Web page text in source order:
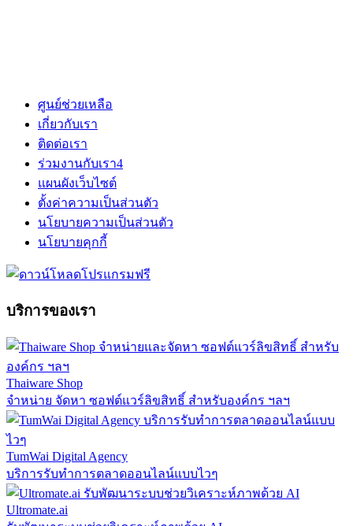
ศูนย์ช่วยเหลือ
เกี่ยวกับเรา
ติดต่อเรา
ร่วมงานกับเรา4
แผนผังเว็บไซต์
ตั้งค่าความเป็นส่วนตัว
นโยบายความเป็นส่วนตัว
นโยบายคุกกี้
บริการของเรา
Thaiware Shop
จำหน่าย จัดหา ซอฟต์แวร์ลิขสิทธิ์ สำหรับองค์กร ฯลฯ
TumWai Digital Agency
บริการรับทำการตลาดออนไลน์แบบไวๆ
Ultromate.ai